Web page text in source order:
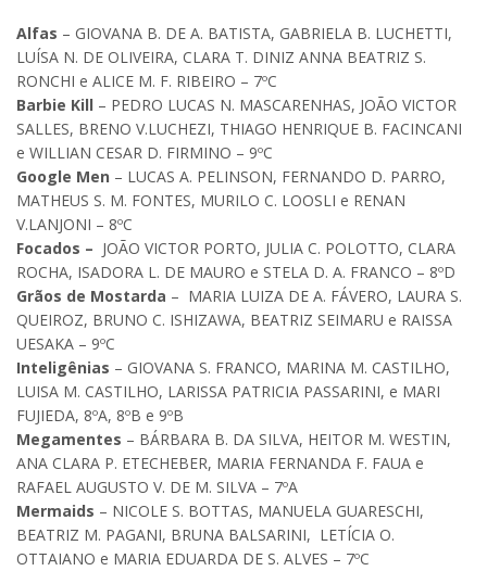
Alfas – GIOVANA B. DE A. BATISTA, GABRIELA B. LUCHETTI,
LUÍSA N. DE OLIVEIRA, CLARA T. DINIZ ANNA BEATRIZ S.
RONCHI e ALICE M. F. RIBEIRO – 7ºC
Barbie Kill – PEDRO LUCAS N. MASCARENHAS, JOÃO VICTOR
SALLES, BRENO V.LUCHEZI, THIAGO HENRIQUE B. FACINCANI
e WILLIAN CESAR D. FIRMINO – 9ºC
Google Men – LUCAS A. PELINSON, FERNANDO D. PARRO,
MATHEUS S. M. FONTES, MURILO C. LOOSLI e RENAN
V.LANJONI – 8ºC
Focados – JOÃO VICTOR PORTO, JULIA C. POLOTTO, CLARA
ROCHA, ISADORA L. DE MAURO e STELA D. A. FRANCO – 8ºD
Grãos de Mostarda – MARIA LUIZA DE A. FÁVERO, LAURA S.
QUEIROZ, BRUNO C. ISHIZAWA, BEATRIZ SEIMARU e RAISSA
UESAKA – 9ºC
Inteligênias – GIOVANA S. FRANCO, MARINA M. CASTILHO,
LUISA M. CASTILHO, LARISSA PATRICIA PASSARINI, e MARI
FUJIEDA, 8ºA, 8ºB e 9ºB
Megamentes – BÁRBARA B. DA SILVA, HEITOR M. WESTIN,
ANA CLARA P. ETECHEBER, MARIA FERNANDA F. FAUA e
RAFAEL AUGUSTO V. DE M. SILVA – 7ºA
Mermaids – NICOLE S. BOTTAS, MANUELA GUARESCHI,
BEATRIZ M. PAGANI, BRUNA BALSARINI, LETÍCIA O.
OTTAIANO e MARIA EDUARDA DE S. ALVES – 7ºC